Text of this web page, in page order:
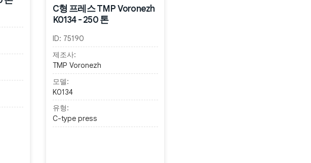
C형 프레스 TMP Voronezh
K0134 - 250 톤
ID: 75190
제조사:
TMP Voronezh
모델:
K0134
유형:
C-type press